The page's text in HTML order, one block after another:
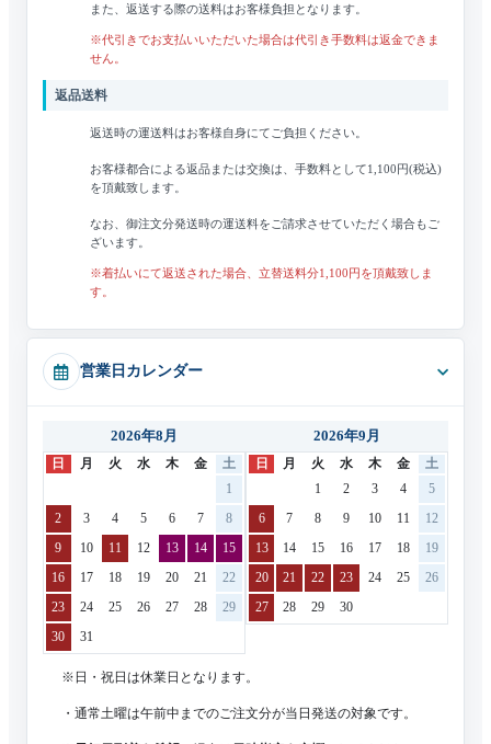
また、返送する際の送料はお客様負担となります。
※代引きでお支払いいただいた場合は代引き手数料は返金できま
せん。
返品送料
返送時の運送料はお客様自身にてご負担ください。
お客様都合による返品または交換は、手数料として1,100円(税込)
を頂戴致します。
なお、御注文分発送時の運送料をご請求させていただく場合もご
ざいます。
※着払いにて返送された場合、立替送料分1,100円を頂戴致しま
す。
営業日カレンダー
2026年8月
日 月 火 水 木 金
土
1
2 3 4 5 6 7 8
9 10 11 12 13 14 15
16 17 18 19 20 21 22
23 24 25 26 27 28 29
30 31
2026年9月
日 月 火 水 木 金
土
1
2 3 4 5
6 7 8 9 10 11 12
13 14 15 16 17 18 19
20 21 22 23 24 25 26
27 28 29 30
※日・祝日は休業日となります。
・通常土曜は午前中までのご注文分が当日発送の対象です。